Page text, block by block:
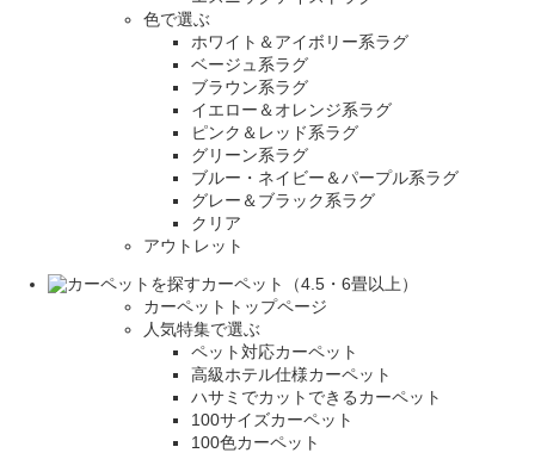
色で選ぶ
ホワイト＆アイボリー系ラグ
ベージュ系ラグ
ブラウン系ラグ
イエロー＆オレンジ系ラグ
ピンク＆レッド系ラグ
グリーン系ラグ
ブルー・ネイビー＆パープル系ラグ
グレー＆ブラック系ラグ
クリア
アウトレット
カーペット（4.5・6畳以上）
カーペットトップページ
人気特集で選ぶ
ペット対応カーペット
高級ホテル仕様カーペット
ハサミでカットできるカーペット
100サイズカーペット
100色カーペット